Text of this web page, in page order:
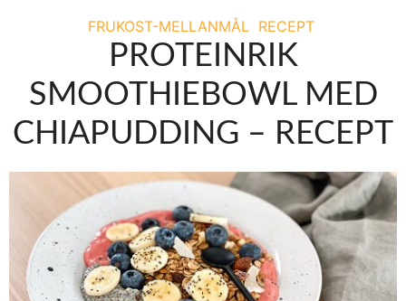
FRUKOST-MELLANMÅL RECEPT
PROTEINRIK
SMOOTHIEBOWL MED
CHIAPUDDING – RECEPT